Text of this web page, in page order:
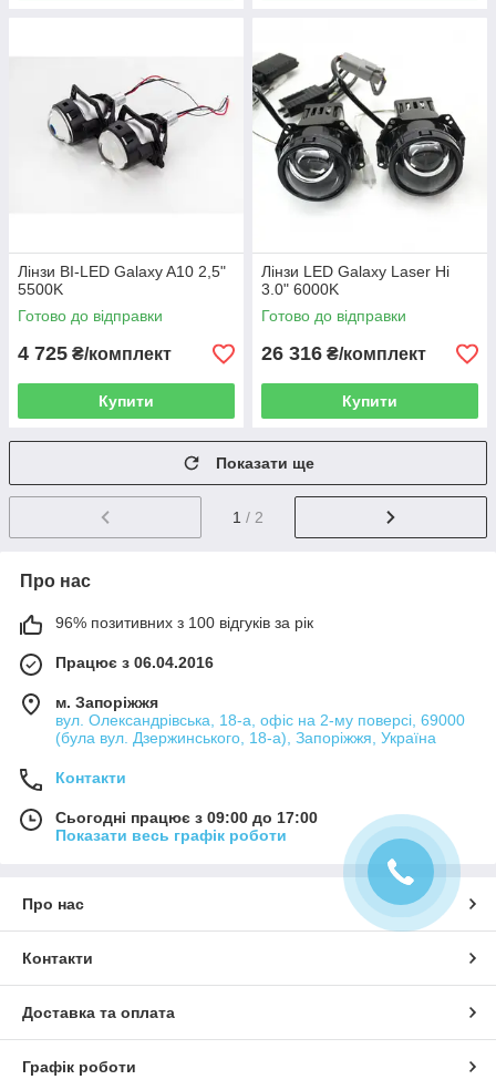
Лінзи BI-LED Galaxy A10 2,5"
5500K
Готово до відправки
4 725 ₴/комплект
Купити
Лінзи LED Galaxy Laser Hi
3.0" 6000K
Готово до відправки
26 316 ₴/комплект
Купити
Показати ще
1 / 2
Про нас
96% позитивних з 100 відгуків за рік
Працює з 06.04.2016
м. Запоріжжя
вул. Олександрівська, 18-а, офіс на 2-му поверсі, 69000
(була вул. Дзержинського, 18-а), Запоріжжя, Україна
Контакти
Сьогодні працює з 09:00 до 17:00
Показати весь графік роботи
Про нас
Контакти
Доставка та оплата
Графік роботи